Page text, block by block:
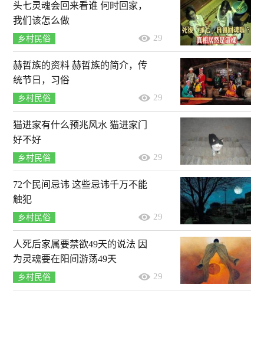
头七灵魂会回来看谁 何时回家，
我们该怎么做
乡村民俗 29
赫哲族的资料 赫哲族的简介，传
统节日，习俗
乡村民俗 29
猫进家有什么预兆风水 猫进家门
好不好
乡村民俗 29
72个民间忌讳 这些忌讳千万不能
触犯
乡村民俗 29
人死后家属要禁欲49天的说法 因
为灵魂要在阳间游荡49天
乡村民俗 29